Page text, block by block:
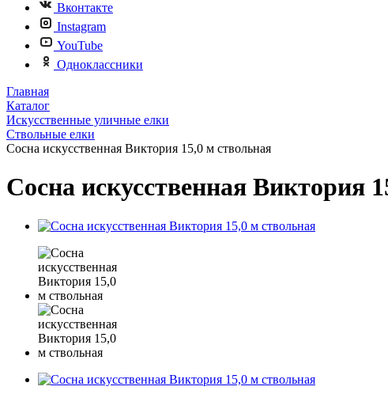
Вконтакте
Instagram
YouTube
Одноклассники
Главная
Каталог
Искусственные уличные елки
Ствольные елки
Сосна искусственная Виктория 15,0 м ствольная
Сосна искусственная Виктория